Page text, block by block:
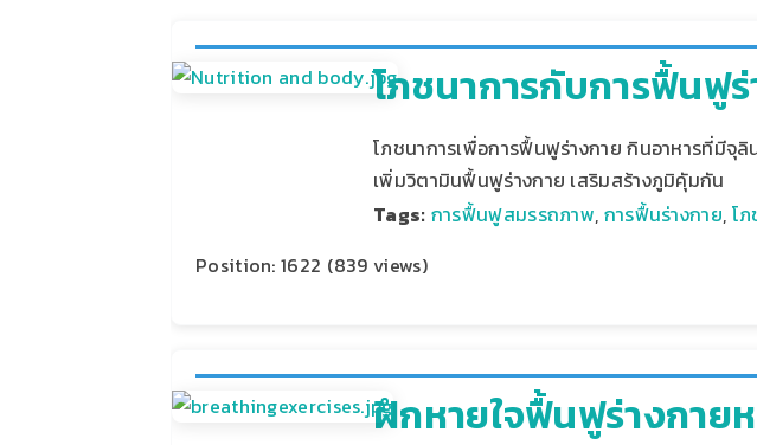
โภชนาการกับการฟื้นฟู
โภชนาการเพื่อการฟื้นฟูร่างกาย กินอาหารที่มีจุ
เพิ่มวิตามินฟื้นฟูร่างกาย เสริมสร้างภูมิคุัมกัน
Tags: การฟื้นฟูสมรรถภาพ, การฟื้นร่างกาย, โ
Position:1622 (839 views)
ฝึกหายใจฟื้นฟูร่างกาย